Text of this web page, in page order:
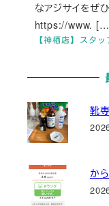
【神栖店】スタ
なアジサイをぜ
https://www.
靴
か